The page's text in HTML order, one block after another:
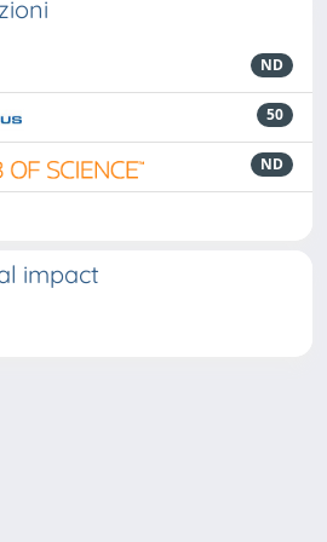
ND
50
ND
impact